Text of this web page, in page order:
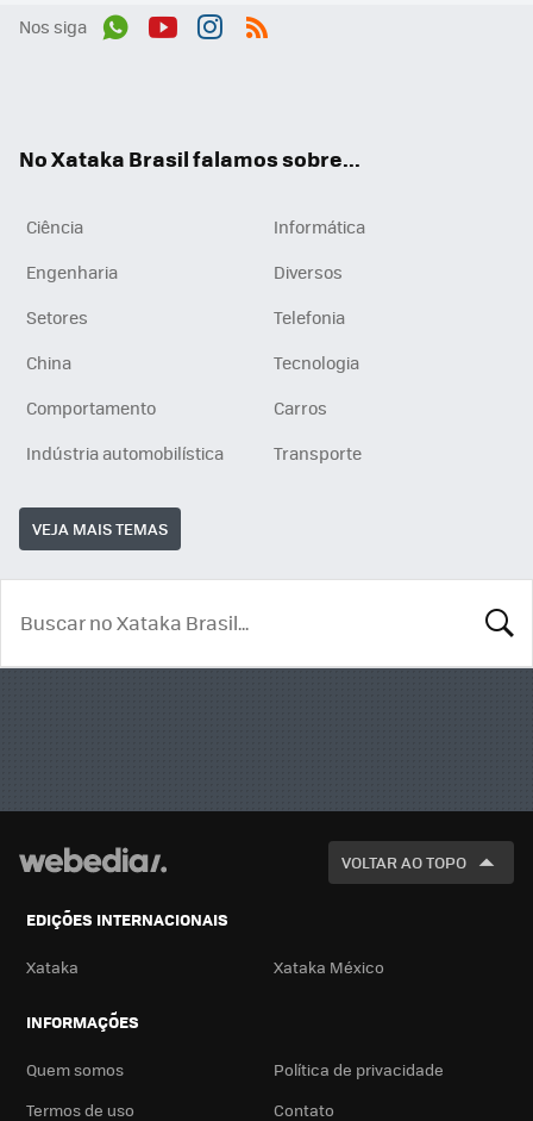
Nos siga
No Xataka Brasil falamos sobre...
Ciência
Informática
Engenharia
Diversos
Setores
Telefonia
China
Tecnologia
Comportamento
Carros
Indústria automobilística
Transporte
VEJA MAIS TEMAS
VOLTAR AO TOPO
EDIÇÕES INTERNACIONAIS
Xataka Xataka México
INFORMAÇÕES
Quem somos
Política de privacidade
Termos de uso
Contato